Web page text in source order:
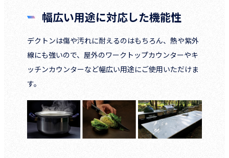
幅広い用途に対応した機能性
デクトンは傷や汚れに耐えるのはもちろん、熱や紫外
線にも強いので、屋外のワークトップカウンターやキ
ッチンカウンターなど幅広い用途にご使用いただけま
す。